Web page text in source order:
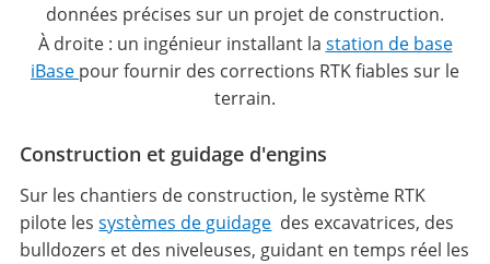
données précises sur un projet de construction.
À droite : un ingénieur installant la station de base
iBase pour fournir des corrections RTK fiables sur le
terrain.
Construction et guidage d'engins
Sur les chantiers de construction, le système RTK
pilote lessystèmes de guidage des excavatrices, des
bulldozers et des niveleuses, guidant en temps réel les